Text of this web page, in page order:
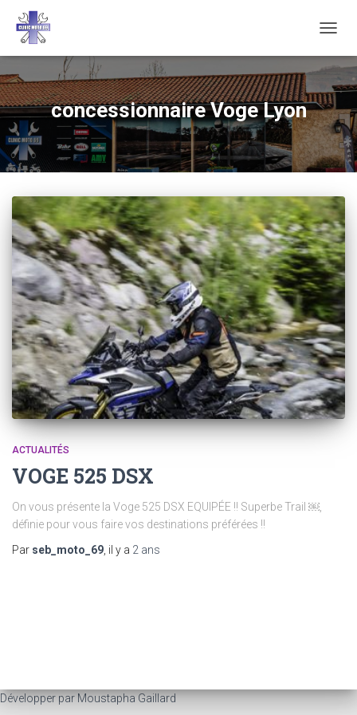
LA
concessionnaire Voge Lyon
ACTUALITÉS
VOGE 525 DSX
On vous présente la Voge 525 DSX EQUIPÉE !! Superbe Trail ￼,
définie pour vous faire vos destinations préférées !!
Par seb_moto_69 , il y a 2 ans
Développer par Moustapha Gaillard